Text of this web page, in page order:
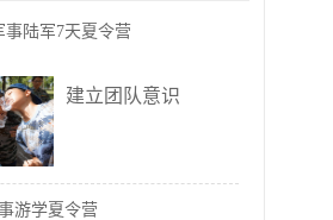
事陆军7天夏令营
建立团队意识
游学夏令营